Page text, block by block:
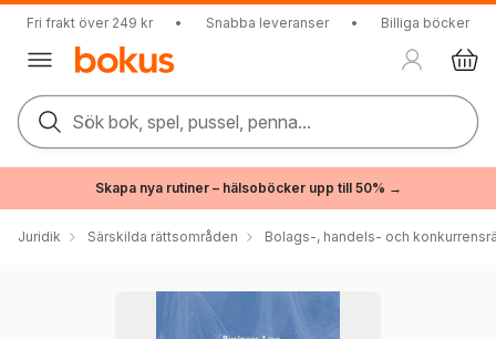
Fri frakt över 249 kr • Snabba leveranser • Billiga böcker
Sök bok, spel, pussel, penna...
Skapa nya rutiner – hälsoböcker upp till 50% →
Juridik Särskilda rättsområden Bolags-, handels- och